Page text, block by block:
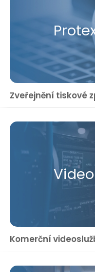
Zveřejnění tiskové
Komerční